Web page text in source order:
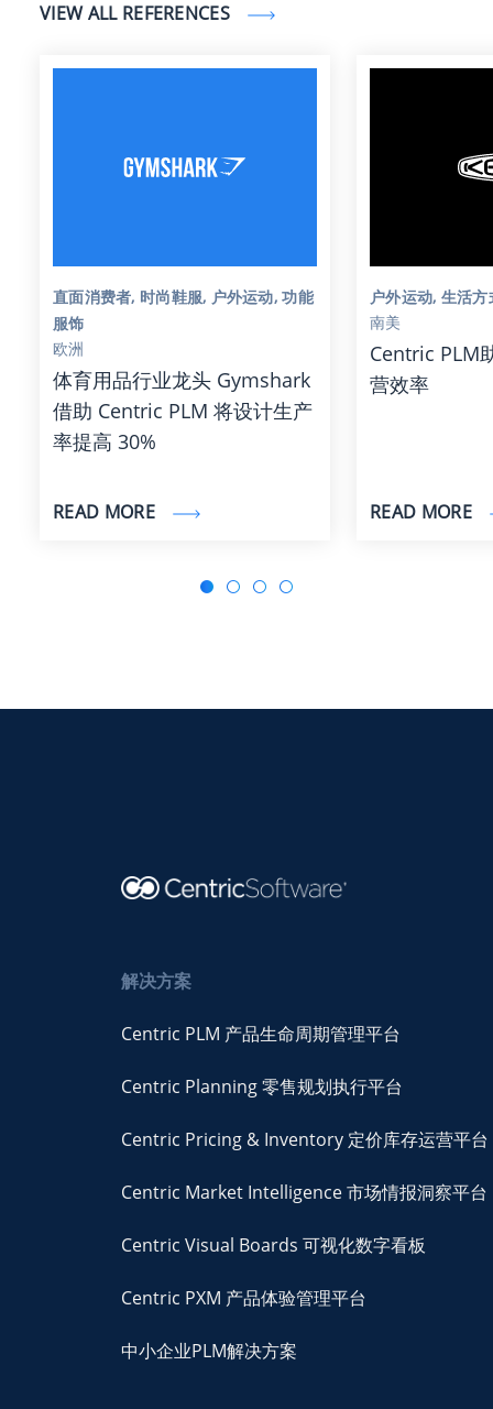
VIEW ALL REFERENCES
直面消费者, 时尚鞋服, 户外运动, 功能
服饰
欧洲
体育用品行业龙头 Gymshark
借助 Centric PLM 将设计生产
率提高 30%
READ MORE
户外运动, 生活
南美
Centric PLM
营效率
READ MORE
解决方案
Centric PLM 产品生命周期管理平台
Centric Planning 零售规划执行平台
Centric Pricing & Inventory 定价库存运营平台
Centric Market Intelligence 市场情报洞察平台
Centric Visual Boards 可视化数字看板
Centric PXM 产品体验管理平台
中小企业PLM解决方案